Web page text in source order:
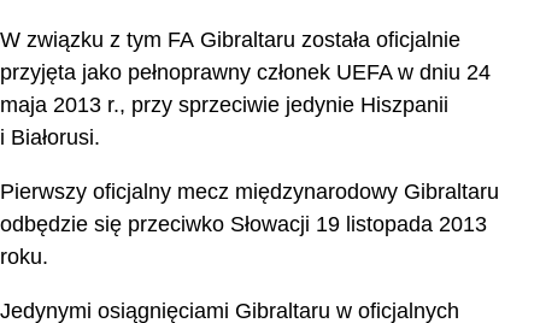
W związku z tym FA Gibraltaru została oficjalnie
przyjęta jako pełnoprawny członek UEFA w dniu 24
maja 2013 r., przy sprzeciwie jedynie Hiszpanii
i Białorusi.
Pierwszy oficjalny mecz międzynarodowy Gibraltaru
odbędzie się przeciwko Słowacji 19 listopada 2013
roku.
Jedynymi osiągnięciami Gibraltaru w oficjalnych